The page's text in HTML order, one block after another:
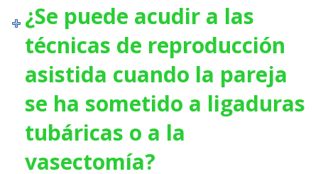
¿Se puede acudir a las
técnicas de reproducción
asistida cuando la pareja
se ha sometido a ligaduras
tubáricas o a la
vasectomía?